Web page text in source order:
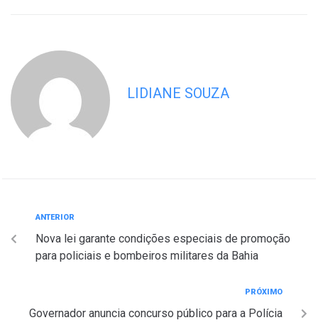
LIDIANE SOUZA
ANTERIOR
Nova lei garante condições especiais de promoção
para policiais e bombeiros militares da Bahia
PRÓXIMO
Governador anuncia concurso público para a Polícia